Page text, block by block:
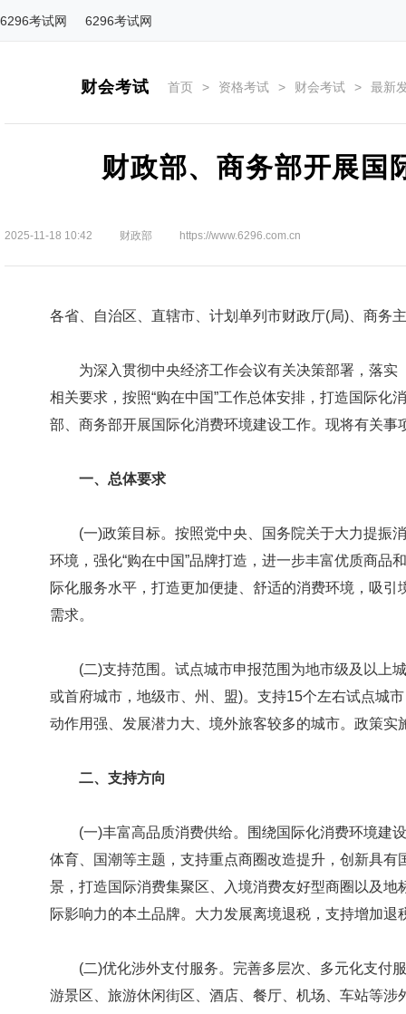
6296考试网 6296考试网
财会考试 首页 > 资格考试 > 财会考试 > 最新
财政部、商务部开展国
2025-11-18 10:42 财政部 https://www.6296.com.cn
各省、自治区、直辖市、计划单列市财政厅(局)、商务
为深入贯彻中央经济工作会议有关决策部署，落实
相关要求，按照“购在中国”工作总体安排，打造国际化
部、商务部开展国际化消费环境建设工作。现将有关事
一、总体要求
(一)政策目标。按照党中央、国务院关于大力提振
环境，强化“购在中国”品牌打造，进一步丰富优质商
际化服务水平，打造更加便捷、舒适的消费环境，吸
需求。
(二)支持范围。试点城市申报范围为地市级及以上
或首府城市，地级市、州、盟)。支持15个左右试点城
动作用强、发展潜力大、境外旅客较多的城市。政策实
二、支持方向
(一)丰富高品质消费供给。围绕国际化消费环境建
体育、国潮等主题，支持重点商圈改造提升，创新具
景，打造国际消费集聚区、入境消费友好型商圈以及
际影响力的本土品牌。大力发展离境退税，支持增加
(二)优化涉外支付服务。完善多层次、多元化支付
游景区、旅游休闲街区、酒店、餐厅、机场、车站等